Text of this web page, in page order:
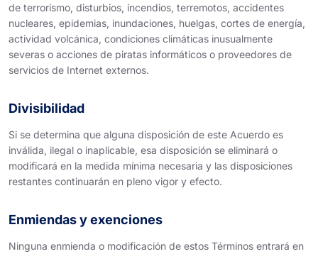
de terrorismo, disturbios, incendios, terremotos, accidentes
nucleares, epidemias, inundaciones, huelgas, cortes de energía,
actividad volcánica, condiciones climáticas inusualmente
severas o acciones de piratas informáticos o proveedores de
servicios de Internet externos.
Divisibilidad
Si se determina que alguna disposición de este Acuerdo es
inválida, ilegal o inaplicable, esa disposición se eliminará o
modificará en la medida mínima necesaria y las disposiciones
restantes continuarán en pleno vigor y efecto.
Enmiendas y exenciones
Ninguna enmienda o modificación de estos Términos entrará en